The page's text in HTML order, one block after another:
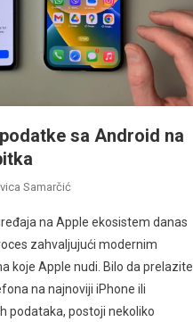
sa Android na
Samarčić
na Apple ekosistem danas
zahvaljujući modernim
koje Apple nudi. Bilo da prelazite
na najnoviji iPhone ili
podataka, postoji nekoliko